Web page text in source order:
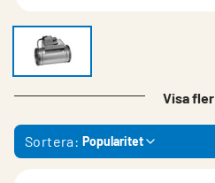
Visa fler
Sortera: Popularitet